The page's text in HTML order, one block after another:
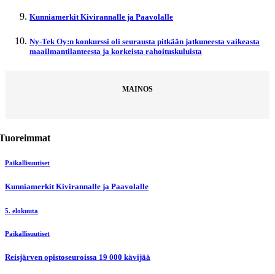
Kunniamerkit Kivirannalle ja Paavolalle
Ny-Tek Oy:n konkurssi oli seurausta pitkään jatkuneesta vaikeasta
maailmantilanteesta ja korkeista rahoituskuluista
MAINOS
Paikallisuutiset
Kunniamerkit Kivirannalle ja Paavolalle
5. elokuuta
Paikallisuutiset
Reisjärven opistoseuroissa 19 000 kävijää